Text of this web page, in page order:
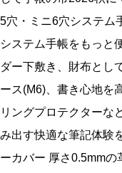
5穴・ミニ6穴システム
システム手帳をもっと
ダー下敷き、財布とし
ース(M6)、書き心地を
リングプロテクターな
み出す快適な筆記体験
ーカバー 厚さ0.5mmの